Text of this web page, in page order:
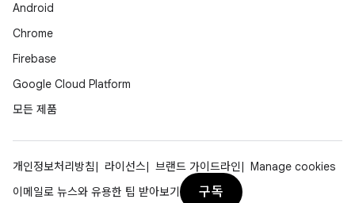
Android
Chrome
Firebase
Google Cloud Platform
모든 제품
개인정보처리방침 라이선스 브랜드 가이드라인
Manage cookies
이메일로 뉴스와 유용한 팁 받아보기
구독